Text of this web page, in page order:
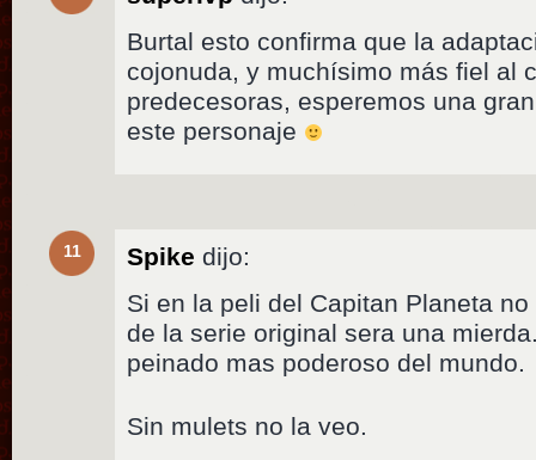
Burtal esto confirma que la
cojonuda, y muchísimo más fiel al
predecesoras, esperemos una
este personaje
11 Spike dijo:
Si en la peli del Capitan Planeta
de la serie original sera una
peinado mas poderoso del mundo.
Sin mulets no la veo.